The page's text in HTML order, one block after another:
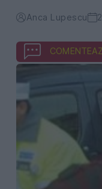
Anca Lupescu